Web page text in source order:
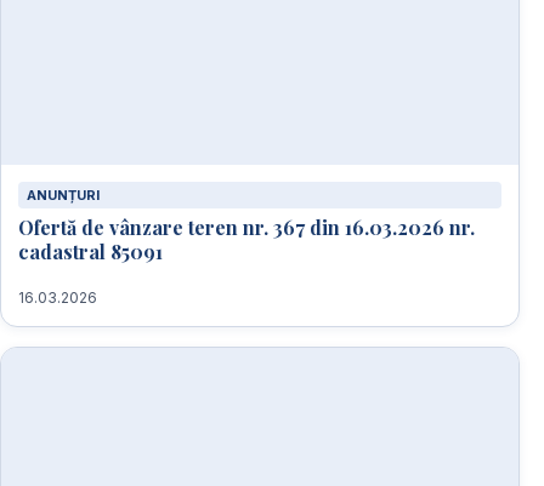
ANUNȚURI
Ofertă de vânzare teren nr. 367 din 16.03.2026 nr.
cadastral 85091
16.03.2026